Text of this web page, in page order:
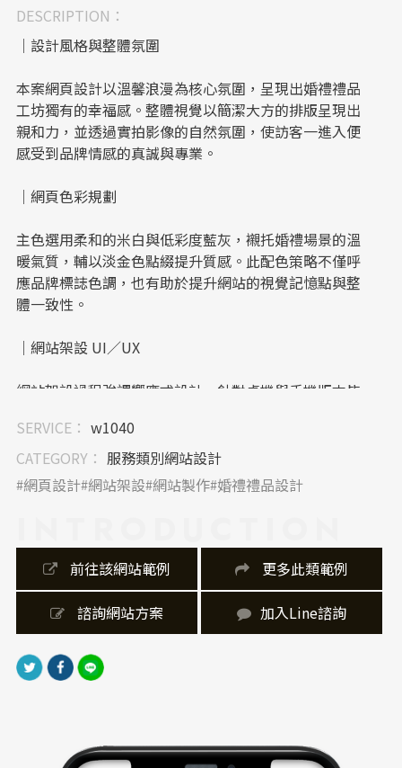
DESCRIPTION：
｜設計風格與整體氛圍
本案網頁設計以溫馨浪漫為核心氛圍，呈現出婚禮禮品
工坊獨有的幸福感。整體視覺以簡潔大方的排版呈現出
親和力，並透過實拍影像的自然氛圍，使訪客一進入便
感受到品牌情感的真誠與專業。
｜網頁色彩規劃
主色選用柔和的米白與低彩度藍灰，襯托婚禮場景的溫
暖氣質，輔以淡金色點綴提升質感。此配色策略不僅呼
應品牌標誌色調，也有助於提升網站的視覺記憶點與整
體一致性。
｜網站架設 UI／UX
網站架設過程強調響應式設計，針對桌機與手機版本皆
航列簡潔明瞭，聯絡表單置中設計搭配地圖，提供使用
者即時與品牌互動的便利性。
｜內容視覺表現，banner 設計
照（切蛋糕瞬間）象徵愛的開始。標語“Love
Forever”結合品牌理念，搭配淡色系漸層與光斑特
效，使情感溫度透過影像與字體共構傳遞。
｜網站製作，技術細節
SERVICE： w1040
CATEGORY： 服務類別網站設計
網頁設計 網站架設 網站製作 婚禮禮品設計
前往該網站範例 更多此類範例
諮詢網站方案 加入Line諮詢